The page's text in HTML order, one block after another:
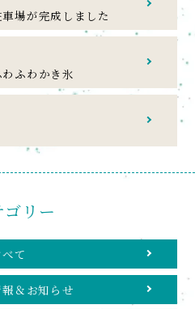
場が完成しました
ふわかき氷
ゴリー
て
＆お知らせ